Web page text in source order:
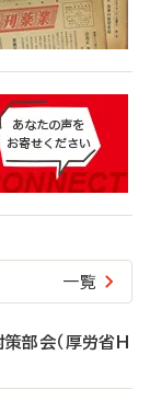
一覧
部会（厚労省H